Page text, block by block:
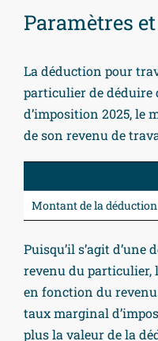
Paramètres
La déduction pour
particulier de déduire
d’imposition 2025, le
de son revenu de
Montant de la déduction
Puisqu’il s’agit
revenu du particulier,
en fonction du
taux marginal
plus la valeur de la